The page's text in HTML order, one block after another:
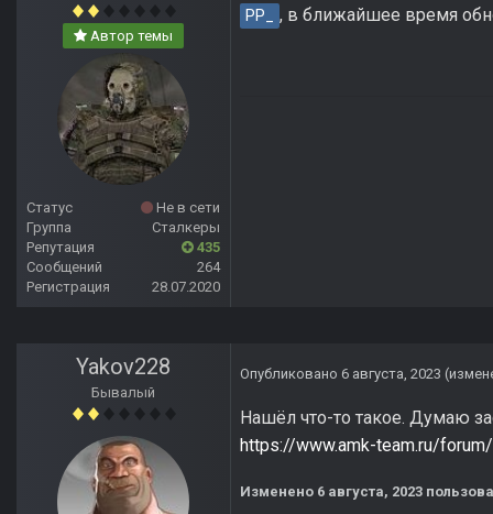
Автор темы
Статус
Не в сети
Группа
Сталкеры
Репутация
435
Сообщений
264
Регистрация
28.07.2020
PP_ , в ближайшее время
Yakov228
Бывалый
Опубликовано 6 августа, 2023
Нашёл что-то такое. Думаю
https://www.amk-team.ru/
Изменено 6 августа, 2023